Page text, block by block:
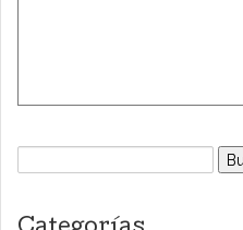
Buscar: